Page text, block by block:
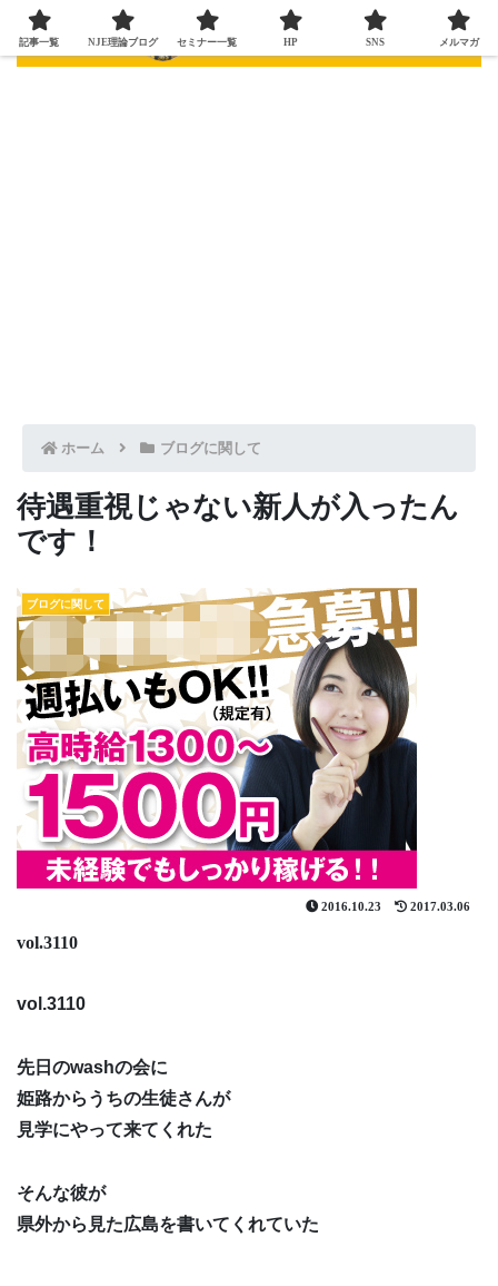
ホーム ブログに関して
待遇重視じゃない新人が入ったん
です！
ブログに関して
2016.10.23 2017.03.06
vol.3110
vol.3110
先日のwashの会に
姫路からうちの生徒さんが
見学にやって来てくれた
そんな彼が
県外から見た広島を書いてくれていた
記事一覧 NJE理論ブログ セミナー一覧 HP SNS メルマガ